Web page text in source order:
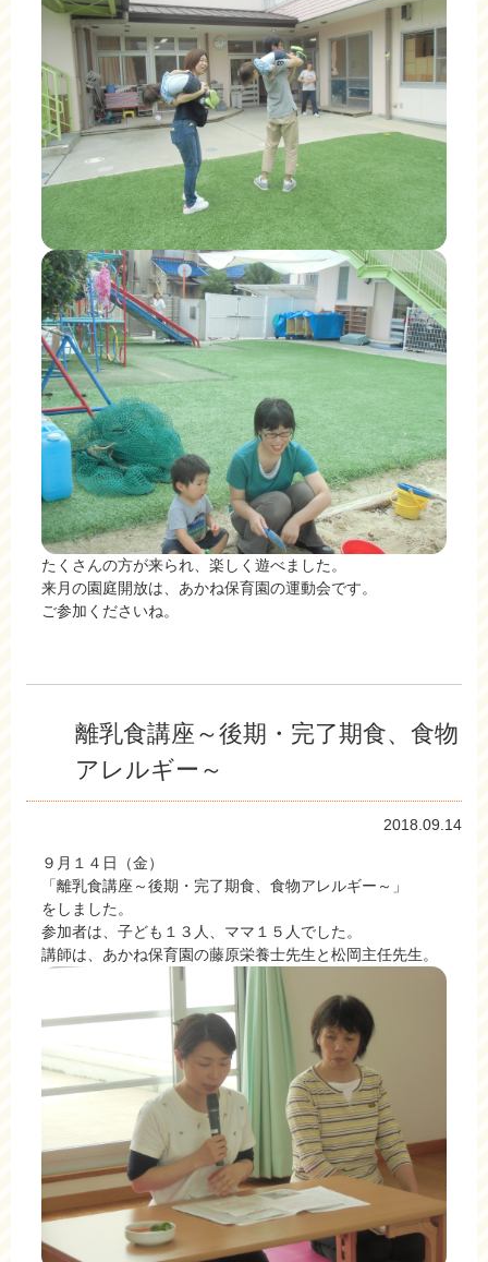
たくさんの方が来られ、楽しく遊べました。
来月の園庭開放は、あかね保育園の運動会です。
ご参加くださいね。
離乳食講座～後期・完了期食、食物
アレルギー～
2018.09.14
９月１４日（金）
「離乳食講座～後期・完了期食、食物アレルギー～」
をしました。
参加者は、子ども１３人、ママ１５人でした。
講師は、あかね保育園の藤原栄養士先生と松岡主任先生。